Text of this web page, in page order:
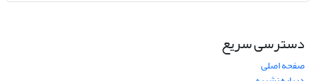
دسترسی سریع
صفحه اصلی